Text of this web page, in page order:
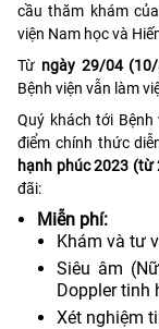
cầu thăm khám
viện Nam học và
Từ ngày 29/04
Bệnh viện vẫn làm
Quý khách tới
điểm chính thức
hạnh phúc 2023
đãi:
Miễn phí:
Khám và tư
Siêu âm
Doppler tinh
Xét nghiệm